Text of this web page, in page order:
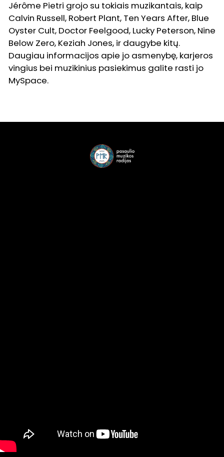
Jérôme Pietri grojo su tokiais muzikantais, kaip
Calvin Russell, Robert Plant, Ten Years After, Blue
Oyster Cult, Doctor Feelgood, Lucky Peterson, Nine
Below Zero, Keziah Jones, ir daugybe kitų.
Daugiau informacijos apie jo asmenybę, karjeros
vingius bei muzikinius pasiekimus galite rasti jo
MySpace.